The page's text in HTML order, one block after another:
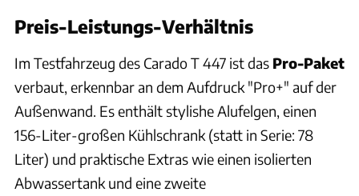
Preis-Leistungs-Verhältnis
Im Testfahrzeug des Carado T 447 ist das Pro-Paket
verbaut, erkennbar an dem Aufdruck "Pro+" auf der
Außenwand. Es enthält stylishe Alufelgen, einen
156-Liter-großen Kühlschrank (statt in Serie: 78
Liter) und praktische Extras wie einen isolierten
Abwassertank und eine zweite